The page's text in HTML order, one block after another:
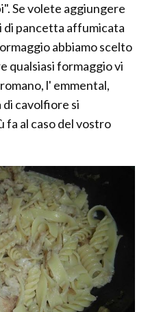
Se volete aggiungere
pancetta affumicata
abbiamo scelto
qualsiasi formaggio vi
l' emmental,
di cavolfiore si
fa al caso del vostro